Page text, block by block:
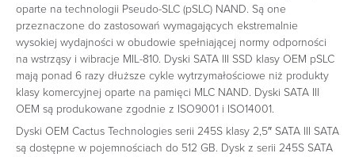
oparte na technologii Pseudo-SLC (pSLC) NAND. Są one
przeznaczone do zastosowań wymagających ekstremalnie
wysokiej wydajności w obudowie spełniającej normy odporności
na wstrząsy i wibracje MIL-810. Dyski SATA III SSD klasy OEM pSLC
mają ponad 6 razy dłuższe cykle wytrzymałościowe niż produkty
klasy komercyjnej oparte na pamięci MLC NAND. Dyski SATA III
OEM są produkowane zgodnie z ISO9001 i ISO14001.
Dyski OEM Cactus Technologies serii 245S klasy 2,5″ SATA III SATA
są dostępne w pojemnościach do 512 GB. Dysk z serii 245S SATA